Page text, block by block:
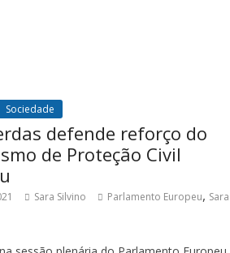
Sociedade
defende reforço do
de Proteção Civil
Sara Silvino Parlamento Europeu, Sara